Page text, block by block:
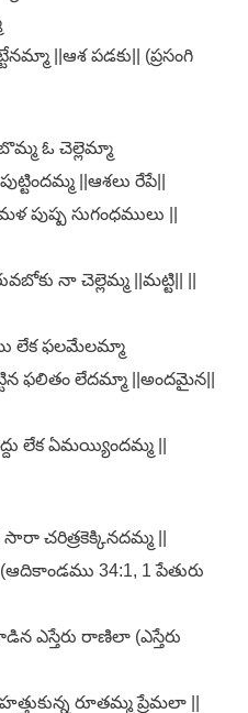
||ఆశ పడకు|| (ప్రసంగి
ఓ చెల్లెమ్మా
||ఆశలు రేపే||
పుష్ప సుగంధములు ||
నా చెల్లెమ్మ ||మట్టి|| ||
లేక ఫలమేలమ్మా
ఫలితం లేదమ్మా ||అందమైన||
లేక ఏమయ్యిందమ్మ ||
చరిత్రకెక్కినదమ్మ ||
34:1, 1 పేతురు
ఎస్తేరు రాణిలా (ఎస్తేరు
రూతమ్మ ప్రేమలా ||